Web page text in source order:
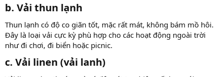
b. Vải thun lạnh
Thun lạnh có độ co giãn tốt, mặc rất mát, không bám mồ hôi.
Đây là loại vải cực kỳ phù hợp cho các hoạt động ngoài trời
như đi chơi, đi biển hoặc picnic.
c. Vải linen (vải lanh)